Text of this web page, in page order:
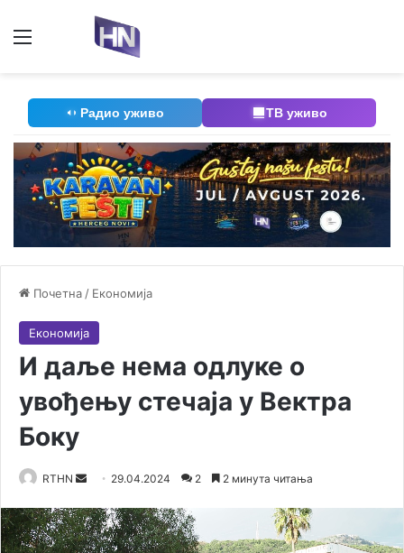
Радио уживо ТВ уживо
Почетна / Економија
Економија
И даље нема одлуке о
увођењу стечаја у Вектра
Боку
RTHN
n
d
29.04.2024 2 2 минута читања